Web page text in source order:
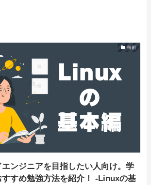
技術
ンジニアを目指したい人向け。学
すめ勉強方法を紹介！ -Linuxの基